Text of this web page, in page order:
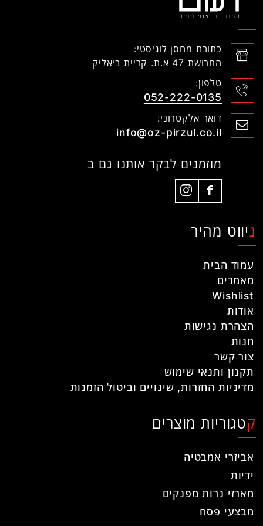
כתובת מחסן לוגיסטי:
החרושת 47 א.ת. קריית ביאליק
טלפון:
052-222-0135
דואר אלקטרוני:
info@oz-pirzul.co.il
מוזמנים לבקר אותנו גם ב
ניווט מהיר
עמוד הבית
מאמרים
Wishlist
אודות
הצהרת נגישות
חנות
צור קשר
תקנון ותנאי שימוש
מדיניות החזרות, שינויים וביטול הזמנות
קטגוריות מוצרים
אביזרי אמבטיה
ידיות
מארזי נרות מפנקים
מבצעי פסח